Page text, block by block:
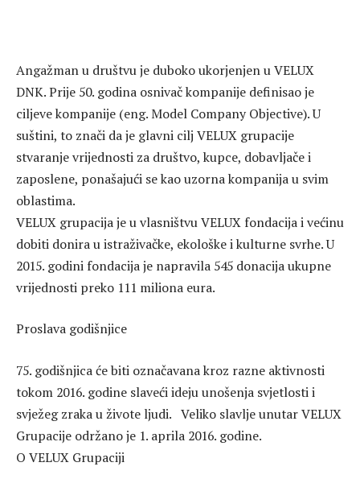
Angažman u društvu je duboko ukorjenjen u VELUX
DNK. Prije 50. godina osnivač kompanije definisao je
ciljeve kompanije (eng. Model Company Objective). U
suštini, to znači da je glavni cilj VELUX grupacije
stvaranje vrijednosti za društvo, kupce, dobavljače i
zaposlene, ponašajući se kao uzorna kompanija u svim
oblastima.
VELUX grupacija je u vlasništvu VELUX fondacija i većinu
dobiti donira u istraživačke, ekološke i kulturne svrhe. U
2015. godini fondacija je napravila 545 donacija ukupne
vrijednosti preko 111 miliona eura.
Proslava godišnjice
75. godišnjica će biti označavana kroz razne aktivnosti
tokom 2016. godine slaveći ideju unošenja svjetlosti i
svježeg zraka u živote ljudi. Veliko slavlje unutar VELUX
Grupacije održano je 1. aprila 2016. godine.
O VELUX Grupaciji